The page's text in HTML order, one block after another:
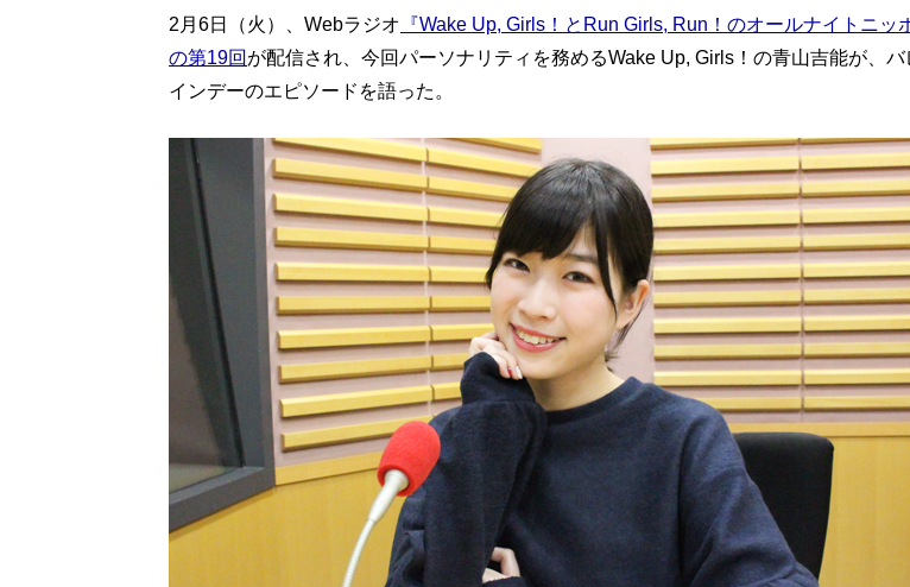
2月6日（火）、Webラジオ 『Wake Up, Girls！とRun Girls, Run！のオールナイトニッ
の第19回 が配信され、今回パーソナリティを務めるWake Up, Girls！の青山吉能が、バ
インデーのエピソードを語った。